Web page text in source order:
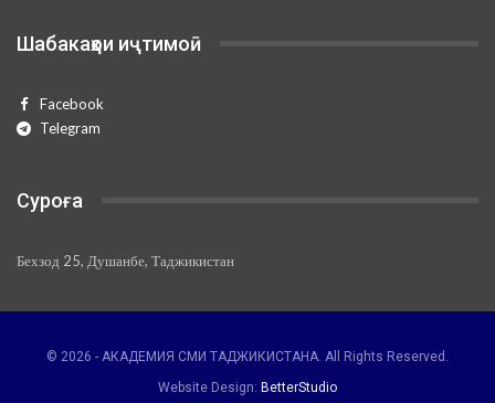
Шабакаҳои иҷтимоӣ
Facebook
Telegram
Суроға
Бехзод 25, Душанбе, Таджикистан
© 2026 - АКАДЕМИЯ СМИ ТАДЖИКИСТАНА. All Rights Reserved.
Website Design: BetterStudio